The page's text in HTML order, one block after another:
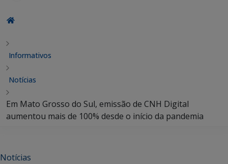
Informativos
Notícias
Em Mato Grosso do Sul, emissão de CNH Digital
aumentou mais de 100% desde o início da pandemia
Notícias